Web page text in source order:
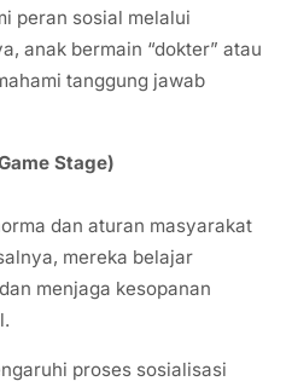
peran sosial melalui
anak bermain “dokter” atau
tanggung jawab
Stage)
dan aturan masyarakat
mereka belajar
menjaga kesopanan
proses sosialisasi